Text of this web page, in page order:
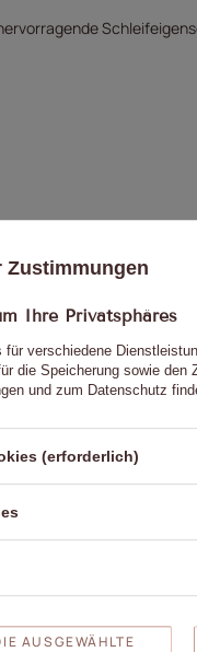
Ihre
hinzufügen:
Ihre Privatsphäres
verschiedene
die Speicherung sowie
und zum Datenschutz
(erforderlich)
AUSGEWÄHLTE